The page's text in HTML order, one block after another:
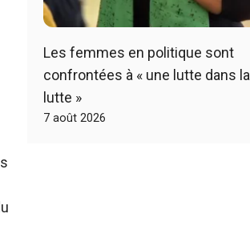
Les femmes en politique sont
confrontées à « une lutte dans la
lutte »
7 août 2026